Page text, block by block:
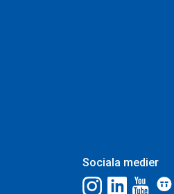
Sociala medier